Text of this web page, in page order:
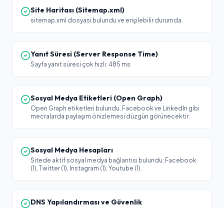
Site Haritası (Sitemap.xml)
sitemap.xml dosyası bulundu ve erişilebilir durumda.
Yanıt Süresi (Server Response Time)
Sayfa yanıt süresi çok hızlı: 485 ms
Sosyal Medya Etiketleri (Open Graph)
Open Graph etiketleri bulundu. Facebook ve LinkedIn gibi
mecralarda paylaşım önizlemesi düzgün görünecektir.
Sosyal Medya Hesapları
Sitede aktif sosyal medya bağlantısı bulundu: Facebook
(1), Twitter (1), Instagram (1), Youtube (1).
DNS Yapılandırması ve Güvenlik